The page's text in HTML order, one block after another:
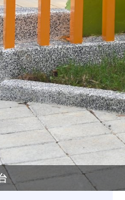
力的來源
力的來源
光意象的中廊
光意象的中廊